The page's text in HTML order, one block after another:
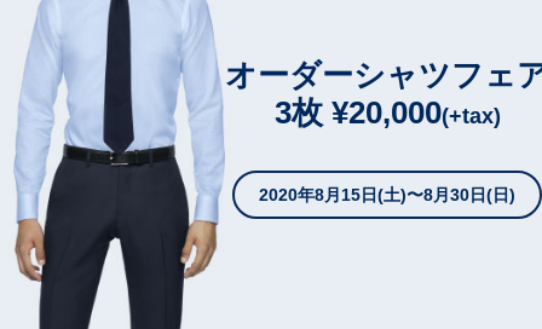
オーダーシャツフェ
3枚 ¥20,000(+tax)
2020年8月15日(土)〜8月30日(日)